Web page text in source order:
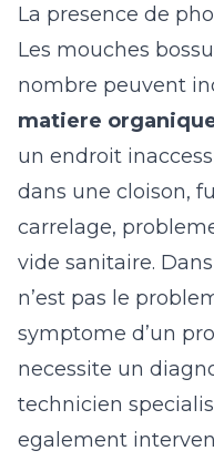
La presence de
Les mouches
nombre peuvent
matiere
un endroit
dans une cloison,
carrelage,
vide sanitaire.
n’est pas le
symptome d’un
necessite un
technicien
egalement